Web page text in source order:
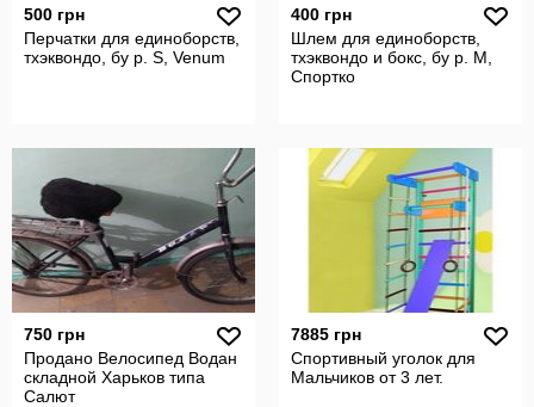
500 грн
Перчатки для единоборств,
тхэквондо, бу р. S, Venum
400 грн
Шлем для единоборств,
тхэквондо и бокс, бу р. М,
Спортко
750 грн
Продано Велосипед Водан
складной Харьков типа
Салют
7885 грн
Спортивный уголок для
Мальчиков от 3 лет.